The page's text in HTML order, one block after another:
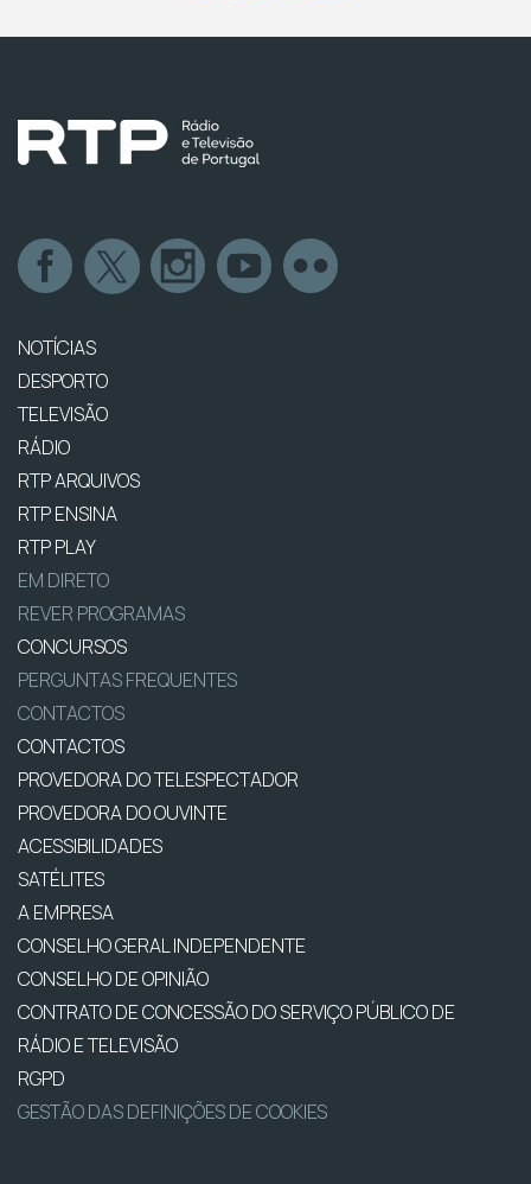
NOTÍCIAS
DESPORTO
TELEVISÃO
RÁDIO
RTP ARQUIVOS
RTP ENSINA
RTP PLAY
EM DIRETO
REVER PROGRAMAS
CONCURSOS
PERGUNTAS FREQUENTES
CONTACTOS
CONTACTOS
PROVEDORA DO TELESPECTADOR
PROVEDORA DO OUVINTE
ACESSIBILIDADES
SATÉLITES
A EMPRESA
CONSELHO GERAL INDEPENDENTE
CONSELHO DE OPINIÃO
CONTRATO DE CONCESSÃO DO SERVIÇO PÚBLICO DE
RÁDIO E TELEVISÃO
RGPD
GESTÃO DAS DEFINIÇÕES DE COOKIES